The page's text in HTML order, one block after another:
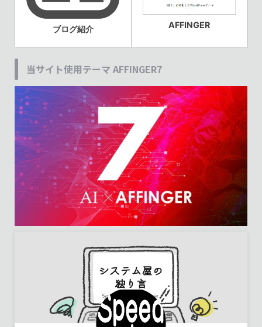
ブログ紹介 AFFINGER
当サイト使用テーマ AFFINGER7